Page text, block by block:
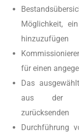
Möglichkeit,
hinzuzufügen
für einen
Das
aus der
zurücksenden
Durchführung